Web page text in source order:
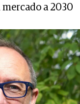
a 2030